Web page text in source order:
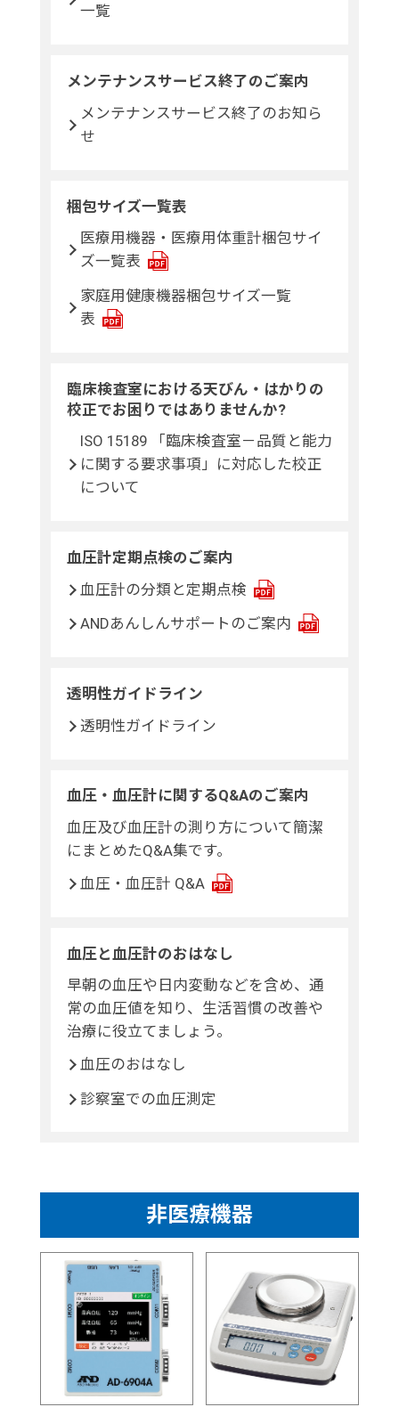
一覧
メンテナンスサービス終了のご案内
メンテナンスサービス終了のお知ら
せ
梱包サイズ一覧表
医療用機器・医療用体重計梱包サイ
ズ一覧表
家庭用健康機器梱包サイズ一覧
表
臨床検査室における天びん・はかりの
校正でお困りではありませんか?
ISO 15189 「臨床検査室－品質と能力
に関する要求事項」に対応した校正
について
血圧計定期点検のご案内
血圧計の分類と定期点検
ANDあんしんサポートのご案内
透明性ガイドライン
透明性ガイドライン
血圧・血圧計に関するQ&Aのご案内
血圧及び血圧計の測り方について簡潔
にまとめたQ&A集です。
血圧・血圧計 Q&A
血圧と血圧計のおはなし
早朝の血圧や日内変動などを含め、通
常の血圧値を知り、生活習慣の改善や
治療に役立てましょう。
血圧のおはなし
診察室での血圧測定
非医療機器